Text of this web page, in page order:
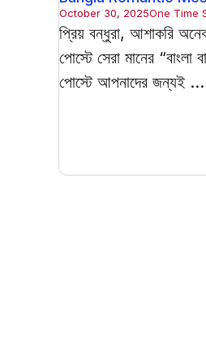
October 30, 2025One Time
প্রিয় বন্ধুরা, আশাকরি
পোস্টে সেরা মানের
পোস্টে আপনাদের জন্যই ...